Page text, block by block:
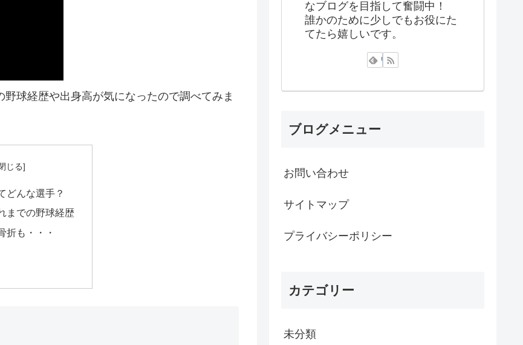
球経歴や出身高が気になったので調べてみま
どんな選手？
までの野球経歴
折も・・・
なブログを目指して奮闘中！
誰かのために少しでもお役にた
てたら嬉しいです。
ブログメニュー
お問い合わせ
サイトマップ
プライバシーポリシー
カテゴリー
未分類